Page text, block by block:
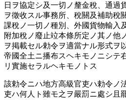
日ヲ協定シ及一切ノ釐金稅、通󠄁過󠄁
ヲ徵收スル事務所󠄁、稅關及補助稅
課稅ノ一切ノ種別、外國貨物輸入
附加稅ノ廢止竝本條所󠄁定ノ其ノ他
ヲ掲載セル勅令ヲ適󠄁當ナル形式ヲ
帝國全土ニ播布スヘキモノニシテ
リ實施セラルヘキモノトス
該勅令ニハ地方高級官吏ハ勅令ノ
吏ハ何人ト雖モ之ヲ嚴罰ニ處シ且